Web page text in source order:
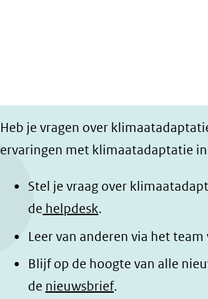
Heb je vragen over
ervaringen met klimaatadaptatie
Stel je vraag over
de helpdesk.
Leer van anderen via het team
Blijf op de hoogte van alle
de nieuwsbrief.